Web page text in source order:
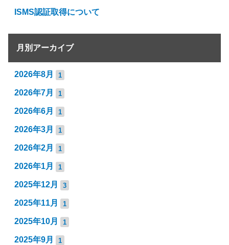
ISMS認証取得について
月別アーカイブ
2026年8月 1
2026年7月 1
2026年6月 1
2026年3月 1
2026年2月 1
2026年1月 1
2025年12月 3
2025年11月 1
2025年10月 1
2025年9月 1